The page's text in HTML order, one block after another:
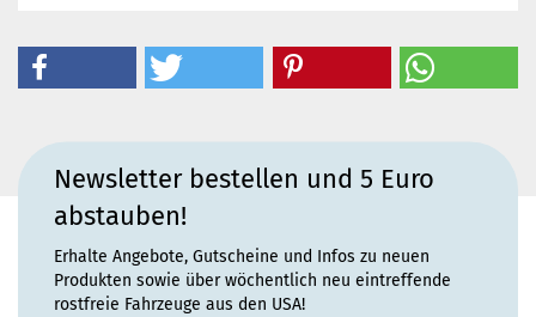
Newsletter bestellen und 5 Euro
abstauben!
Erhalte Angebote, Gutscheine und Infos zu neuen
Produkten sowie über wöchentlich neu eintreffende
rostfreie Fahrzeuge aus den USA!